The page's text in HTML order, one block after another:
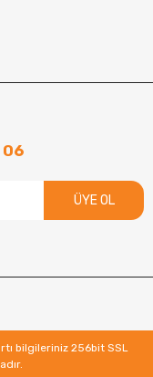
06
ÜYE OL
bilgileriniz 256bit SSL